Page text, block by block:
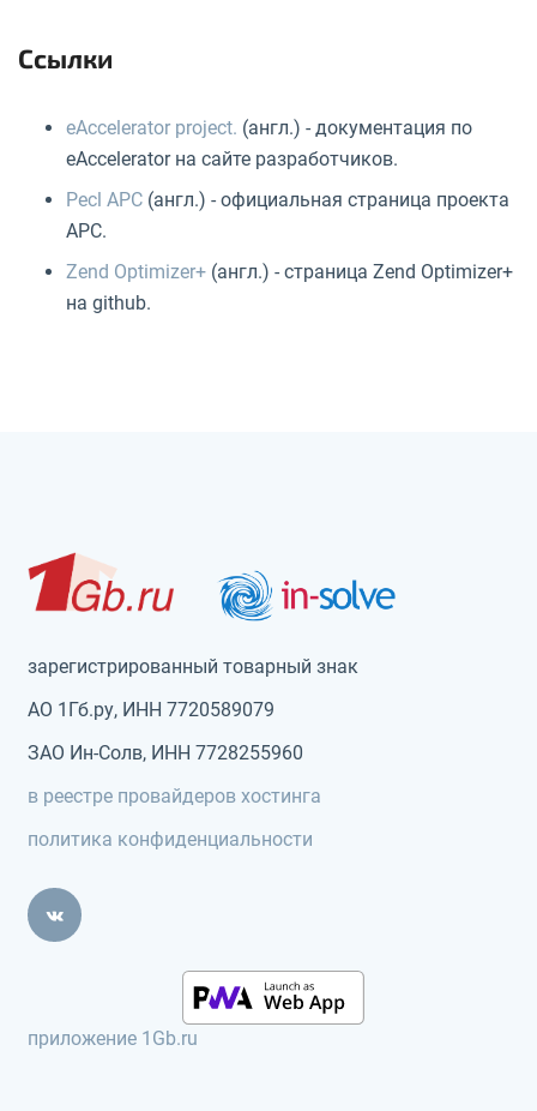
Ссылки
eAccelerator project. (англ.) - документация по
eAccelerator на сайте разработчиков.
Pecl APC (англ.) - официальная страница проекта
APC.
Zend Optimizer+ (англ.) - страница Zend Optimizer+
на github.
зарегистрированный товарный знак
АО 1Гб.ру, ИНН 7720589079
ЗАО Ин-Солв, ИНН 7728255960
в реестре провайдеров хостинга
политика конфиденциальности
приложение 1Gb.ru